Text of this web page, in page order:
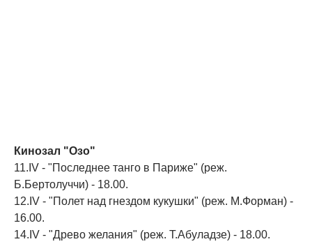
Кинозал "Озо"
11.IV - "Последнее танго в Париже" (реж.
Б.Бертолуччи) - 18.00.
12.IV - "Полет над гнездом кукушки" (реж. М.Форман) -
16.00.
14.IV - "Древо желания" (реж. Т.Абуладзе) - 18.00.